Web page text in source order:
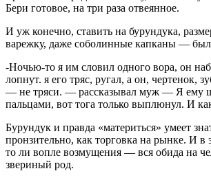
Бери готовое, на три раза отвеянное.
И уж конечно, ставить на бурундука,
варежку, даже соболинные капканы —
-Ночью-то я им словил одного вора, он
лопнут. я его тряс, ругал, а он, чертенок,
— не тряси. — рассказывал муж — Я ему
пальцами, вот тога только выплюнул. И
Бурундук и правда «материться» умеет
пронзительно, как торговка на рынке. И в
то ли вопле возмущения — вся обида на
звериный род.